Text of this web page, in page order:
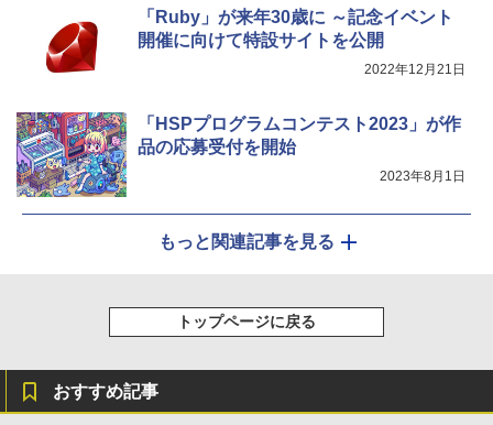
「Ruby」が来年30歳に ～記念イベント
開催に向けて特設サイトを公開
2022年12月21日
「HSPプログラムコンテスト2023」が作
品の応募受付を開始
2023年8月1日
もっと関連記事を見る
トップページに戻る
おすすめ記事